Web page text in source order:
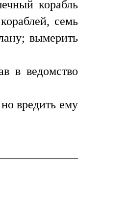
корабль
семь
вымерить
в ведомство
вредить ему